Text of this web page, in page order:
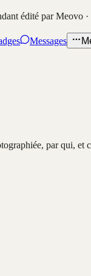
édité par Meovo ·
Messages
par qui,